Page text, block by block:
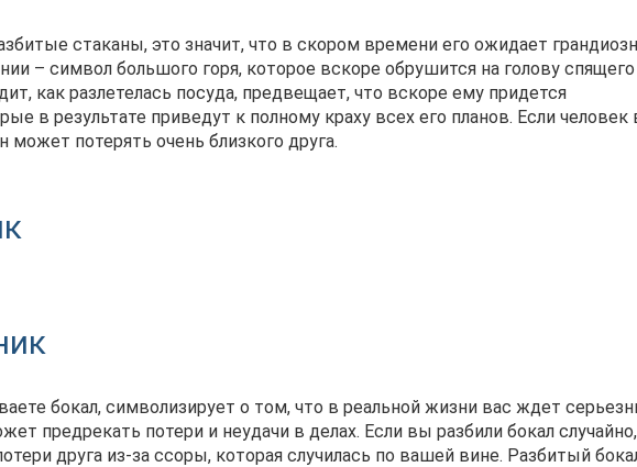
стаканы, это значит, что в скором времени его ожидает
– символ большого горя, которое вскоре обрушится на голову спящего
как разлетелась посуда, предвещает, что вскоре ему придется
в результате приведут к полному краху всех его планов. Если человек
потерять очень близкого друга.
бокал, символизирует о том, что в реальной жизни вас ждет
предрекать потери и неудачи в делах. Если вы разбили бокал
друга из-за ссоры, которая случилась по вашей вине. Разбитый